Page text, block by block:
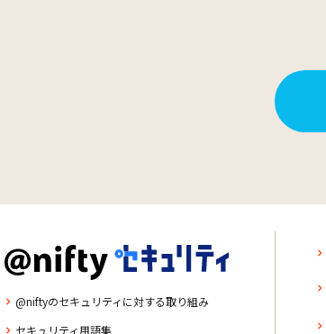
@niftyのセキュリティに対する取り組み
セキュリティ用語集